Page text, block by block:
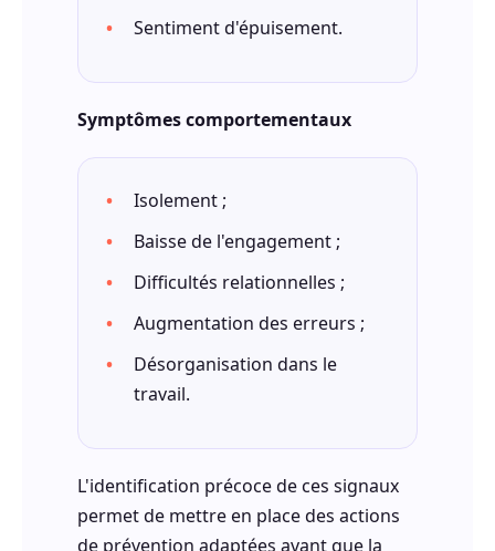
Sentiment d'épuisement.
Symptômes comportementaux
Isolement ;
Baisse de l'engagement ;
Difficultés relationnelles ;
Augmentation des erreurs ;
Désorganisation dans le
travail.
L'identification précoce de ces signaux
permet de mettre en place des actions
de prévention adaptées avant que la